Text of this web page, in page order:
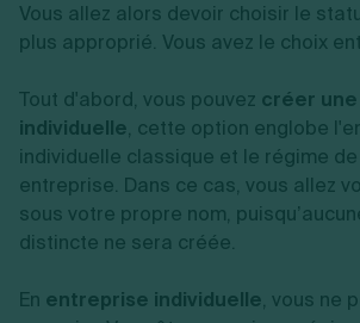
Vous allez alors devoir choisir le
plus approprié. Vous avez le choix
Tout d'abord, vous pouvez créer
individuelle, cette option englobe
individuelle classique et le régime
entreprise. Dans ce cas, vous allez
sous votre propre nom,
distincte ne sera créée.
En entreprise individuelle, vous ne